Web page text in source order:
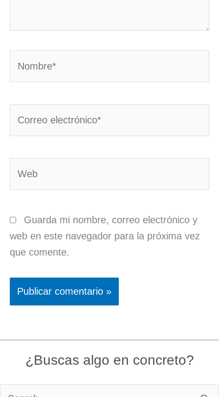
Guarda mi nombre, correo electrónico y
web en este navegador para la próxima vez
que comente.
¿Buscas algo en concreto?
Buscar